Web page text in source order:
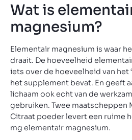
Wat is
magnesium?
Elementair magnesium is waar
draait. De hoeveelheid
iets over de hoeveelheid van het
het supplement bevat. En geeft
lichaam ook echt van de
gebruiken. Twee maatscheppen
Citraat poeder levert een ruime
mg elementair magnesium.